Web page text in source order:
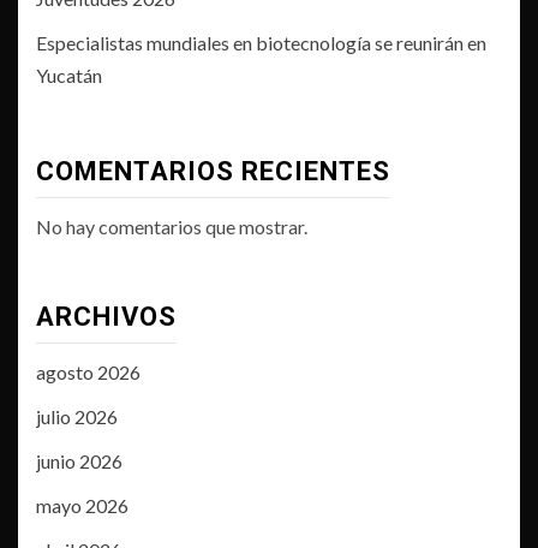
Especialistas mundiales en biotecnología se reunirán en
Yucatán
COMENTARIOS RECIENTES
No hay comentarios que mostrar.
ARCHIVOS
agosto 2026
julio 2026
junio 2026
mayo 2026